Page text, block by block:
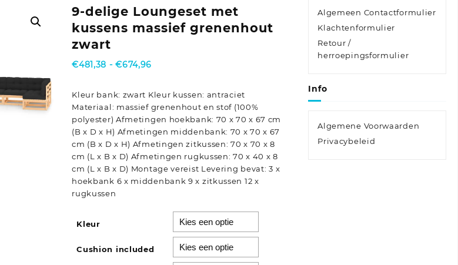
9-delige Loungeset met
kussens massief grenenhout
zwart
€481,38 - €674,96
€674,96
Kleur bank: zwart Kleur kussen: antraciet
Materiaal: massief grenenhout en stof (100%
polyester) Afmetingen hoekbank: 70 x 70 x 67 cm
(B x D x H) Afmetingen middenbank: 70 x 70 x 67
cm (B x D x H) Afmetingen zitkussen: 70 x 70 x 8
cm (L x B x D) Afmetingen rugkussen: 70 x 40 x 8
cm (L x B x D) Montage vereist Levering bevat: 3 x
hoekbank 6 x middenbank 9 x zitkussen 12 x
rugkussen
Kleur
Cushion included
Algemeen Contactformulier
Klachtenformulier
Retour /
herroepingsformulier
Info
Algemene Voorwaarden
Privacybeleid